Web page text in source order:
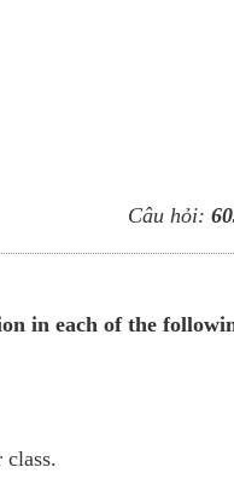
Câu hỏi:
in each of the